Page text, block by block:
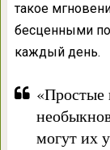
такое
бесценными
каждый день.
«Простые
могут их